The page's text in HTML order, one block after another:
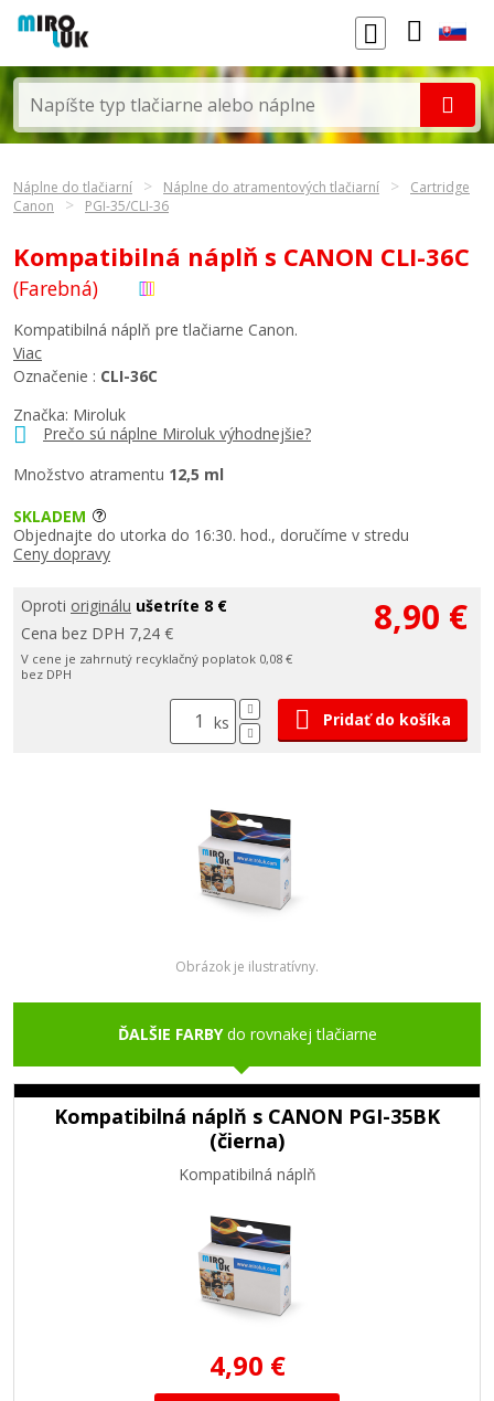
Náplne do tlačiarní Náplne do atramentových tlačiarní
Cartridge
Canon
PGI-35/CLI-36
Kompatibilná náplň s CANON CLI-36C
(Farebná)
Značka: Miroluk
Prečo sú náplne Miroluk výhodnejšie?
Množstvo atramentu 12,5 ml
Kompatibilná náplň pre tlačiarne Canon.
Viac
Označenie : CLI-36C
SKLADEM
Objednajte do utorka do 16:30. hod., doručíme v stredu
Ceny dopravy
Oproti originálu ušetríte 8 €
Cena bez DPH 7,24 €
V cene je zahrnutý recyklačný poplatok 0,08 €
bez DPH
8,90 €
ks Pridať do košíka
Obrázok je ilustratívny.
ĎALŠIE FARBYdo rovnakej tlačiarne
Kompatibilná náplň s CANON PGI-35BK
(čierna)
Kompatibilná náplň
4,90 €